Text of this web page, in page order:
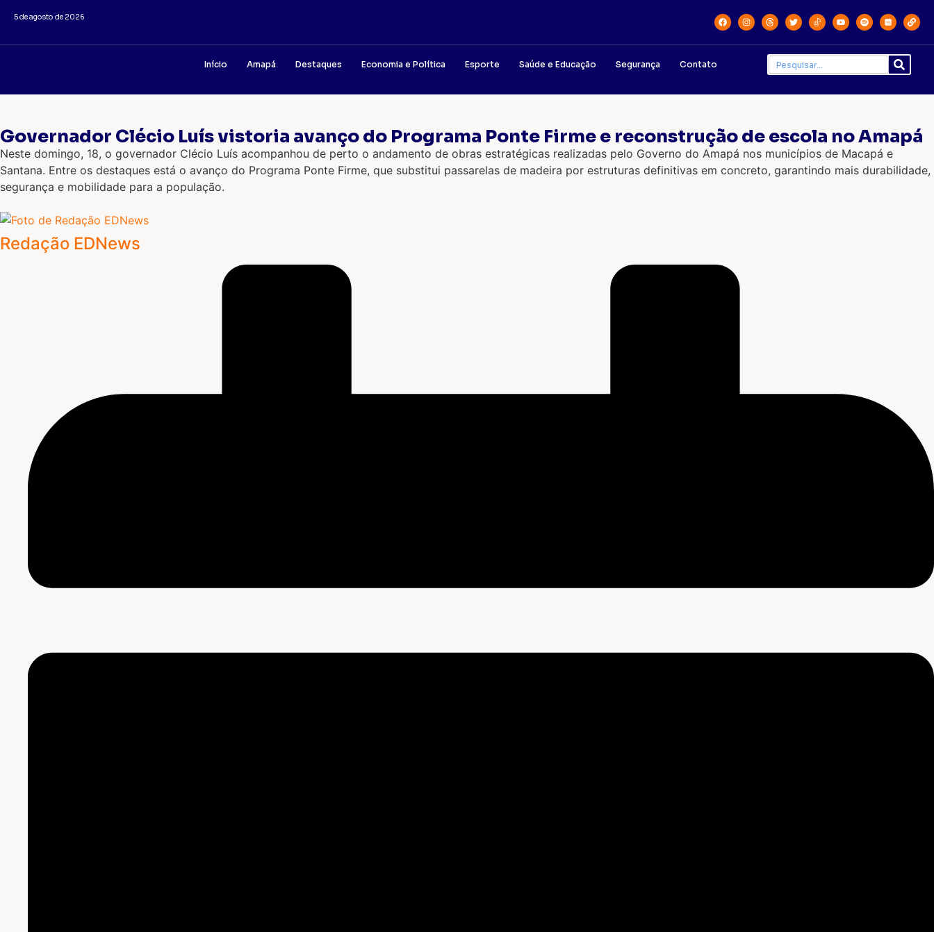
5 de agosto de 2026
Início Amapá Destaques Economia e Política Esporte Saúde e Educação Segurança Contato
Governador Clécio Luís vistoria avanço do Programa Ponte Firme e reconstrução de escola no Amapá
Neste domingo, 18, o governador Clécio Luís acompanhou de perto o andamento de obras estratégicas realizadas pelo Governo do Amapá nos municípios de Macapá e
Santana. Entre os destaques está o avanço do Programa Ponte Firme, que substitui passarelas de madeira por estruturas definitivas em concreto, garantindo mais durabilidade,
segurança e mobilidade para a população.
Redação EDNews